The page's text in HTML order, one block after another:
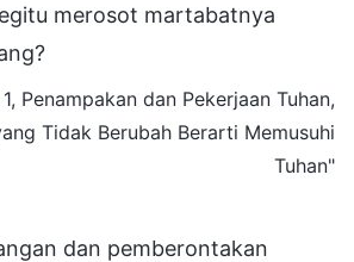
merosot martabatnya
Penampakan dan Pekerjaan Tuhan,
Tidak Berubah Berarti Memusuhi
Tuhan"
dan pemberontakan